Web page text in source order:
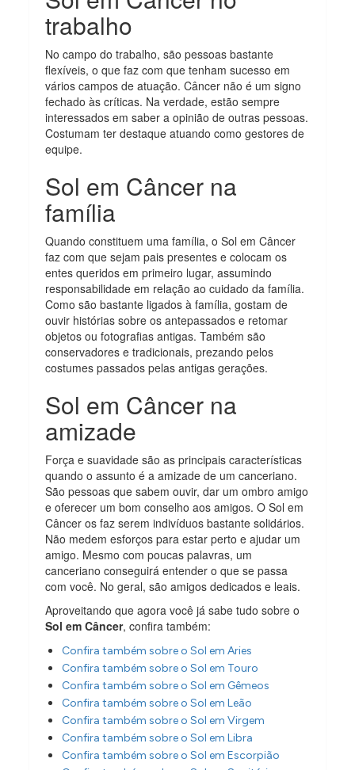
trabalho
No campo do trabalho, são pessoas bastante
flexíveis, o que faz com que tenham sucesso em
vários campos de atuação. Câncer não é um signo
fechado às críticas. Na verdade, estão sempre
interessados em saber a opinião de outras pessoas.
Costumam ter destaque atuando como gestores de
equipe.
Sol em Câncer na
família
Quando constituem uma família, o Sol em Câncer
faz com que sejam pais presentes e colocam os
entes queridos em primeiro lugar, assumindo
responsabilidade em relação ao cuidado da família.
Como são bastante ligados à família, gostam de
ouvir histórias sobre os antepassados e retomar
objetos ou fotografias antigas. Também são
conservadores e tradicionais, prezando pelos
costumes passados pelas antigas gerações.
Sol em Câncer na
amizade
Força e suavidade são as principais características
quando o assunto é a amizade de um canceriano.
São pessoas que sabem ouvir, dar um ombro amigo
e oferecer um bom conselho aos amigos. O Sol em
Câncer os faz serem indivíduos bastante solidários.
Não medem esforços para estar perto e ajudar um
amigo. Mesmo com poucas palavras, um
canceriano conseguirá entender o que se passa
com você. No geral, são amigos dedicados e leais.
Aproveitando que agora você já sabe tudo sobre o
Sol em Câncer, confira também:
Confira também sobre o Sol em Aries
Confira também sobre o Sol em Touro
Confira também sobre o Sol em Gêmeos
Confira também sobre o Sol em Leão
Confira também sobre o Sol em Virgem
Confira também sobre o Sol em Libra
Confira também sobre o Sol em Escorpião